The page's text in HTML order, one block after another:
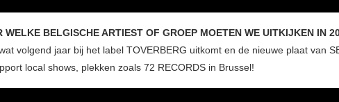
WELKE BELGISCHE ARTIEST OF GROEP MOETEN WE UITKIJKEN IN
volgend jaar bij het label TOVERBERG uitkomt en de nieuwe plaat van
local shows, plekken zoals 72 RECORDS in Brussel!